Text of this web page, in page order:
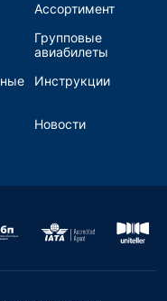
Ассортимент
Групповые
авиабилеты
Инструкции
Новости